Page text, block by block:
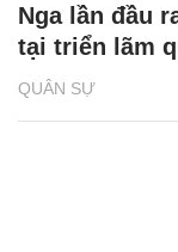
QUÂN SỰ
Nga lần đầu
tại triển lãm